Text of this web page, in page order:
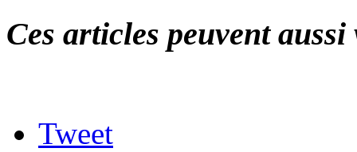
Ces articles peuvent
Tweet